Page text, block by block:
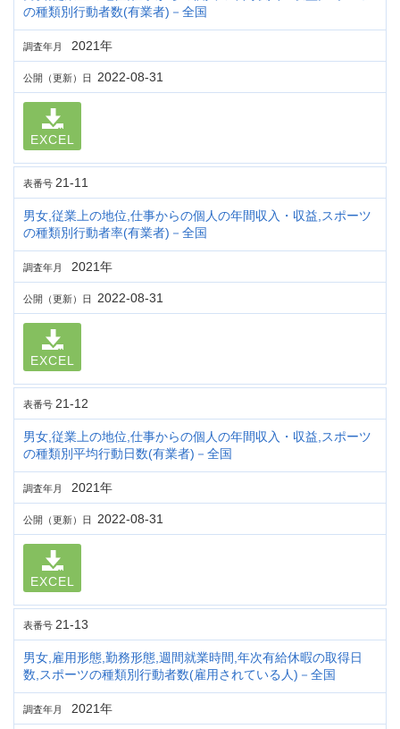
の種類別行動者数(有業者)－全国
調査年月 2021年
公開（更新）日 2022-08-31
EXCEL
表番号 21-11
男女,従業上の地位,仕事からの個人の年間収入・収益,スポーツ
の種類別行動者率(有業者)－全国
調査年月 2021年
公開（更新）日 2022-08-31
EXCEL
表番号 21-12
男女,従業上の地位,仕事からの個人の年間収入・収益,スポーツ
の種類別平均行動日数(有業者)－全国
調査年月 2021年
公開（更新）日 2022-08-31
EXCEL
表番号 21-13
男女,雇用形態,勤務形態,週間就業時間,年次有給休暇の取得日
数,スポーツの種類別行動者数(雇用されている人)－全国
調査年月 2021年